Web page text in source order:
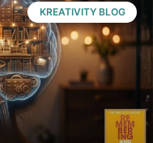
KREATIVITY BLOG